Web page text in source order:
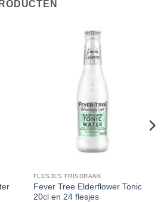
FLESJES FRISDRANK
Fever Tree Elderflower Tonic
20cl en 24 flesjes